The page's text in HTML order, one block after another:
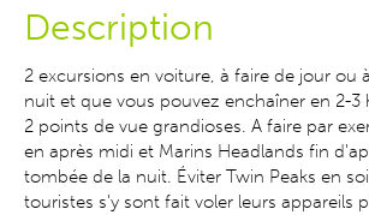
Contact-Réservation
Description
2 excursions en voiture, à faire de jour ou
nuit et que vous pouvez enchaîner en 2-3
2 points de vue grandioses. A faire par
en après midi et Marins Headlands fin
tombée de la nuit. Éviter Twin Peaks en
touristes s'y sont fait voler leurs appareils